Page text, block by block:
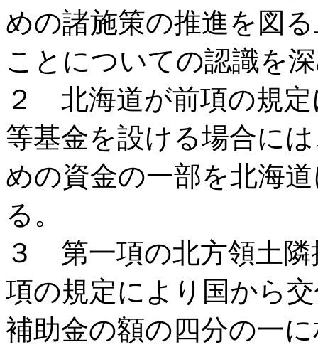
めの諸施策の推進を図
ことについての認識を
２ 北海道が前項の規定
等基金を設ける場合に
めの資金の一部を北海
る。
３ 第一項の北方領土隣
項の規定により国から
補助金の額の四分の一